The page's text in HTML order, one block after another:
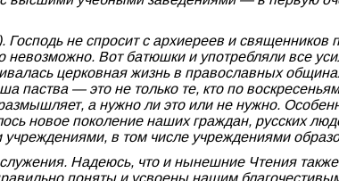
не спросит с архиереев и
невозможно. Вот батюшки и употребляли все
церковная жизнь в православных
паства — это не только те, кто по
а нужно ли это или не нужно.
новое поколение наших граждан, русских
в том числе учреждениями
Надеюсь, что и нынешние Чтения
поняты и усвоены нашим